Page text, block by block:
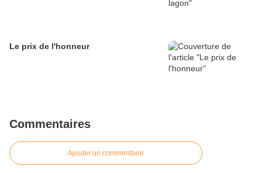
Le prix de l'honneur
Commentaires
Ajouter un commentaire